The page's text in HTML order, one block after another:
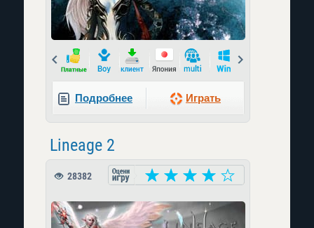
Prev
Подробнее Играть
Lineage 2
28382